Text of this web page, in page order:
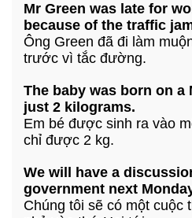
Mr Green was late for
because of the traffic
Ông Green đã đi làm
trước vì tắc đường.
The baby was born on a
just 2 kilograms.
Em bé được sinh ra vào
chỉ được 2 kg.
We will have a
government next
Chúng tôi sẽ có một cuộc